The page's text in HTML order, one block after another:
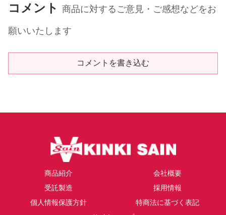
コメント 商品に対するご意見・ご感想などをお
願いいたします
コメントを書き込む
商品紹介
会社概要
受託製造
採用情報
個人情報保護方針
特商法に基づく表記